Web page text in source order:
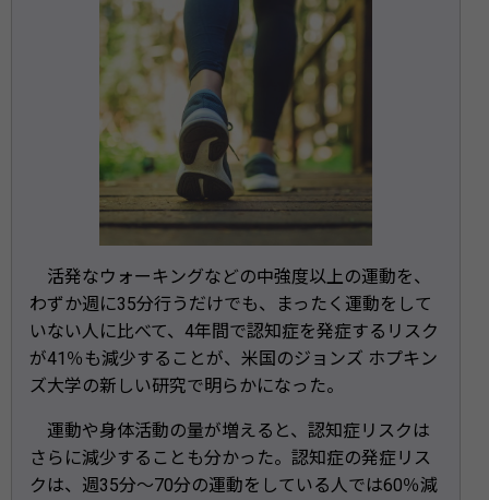
活発なウォーキングなどの中強度以上の運動を、
わずか週に35分行うだけでも、まったく運動をして
いない人に比べて、4年間で認知症を発症するリスク
が41％も減少することが、米国のジョンズ ホプキン
ズ大学の新しい研究で明らかになった。
運動や身体活動の量が増えると、認知症リスクは
さらに減少することも分かった。認知症の発症リス
クは、週35分～70分の運動をしている人では60％減